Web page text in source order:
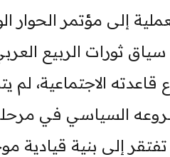
إلى مؤتمر الحوار
ثورات الربيع
قاعدته الاجتماعية،
السياسي في مرحلة
تفتقر إلى بنية